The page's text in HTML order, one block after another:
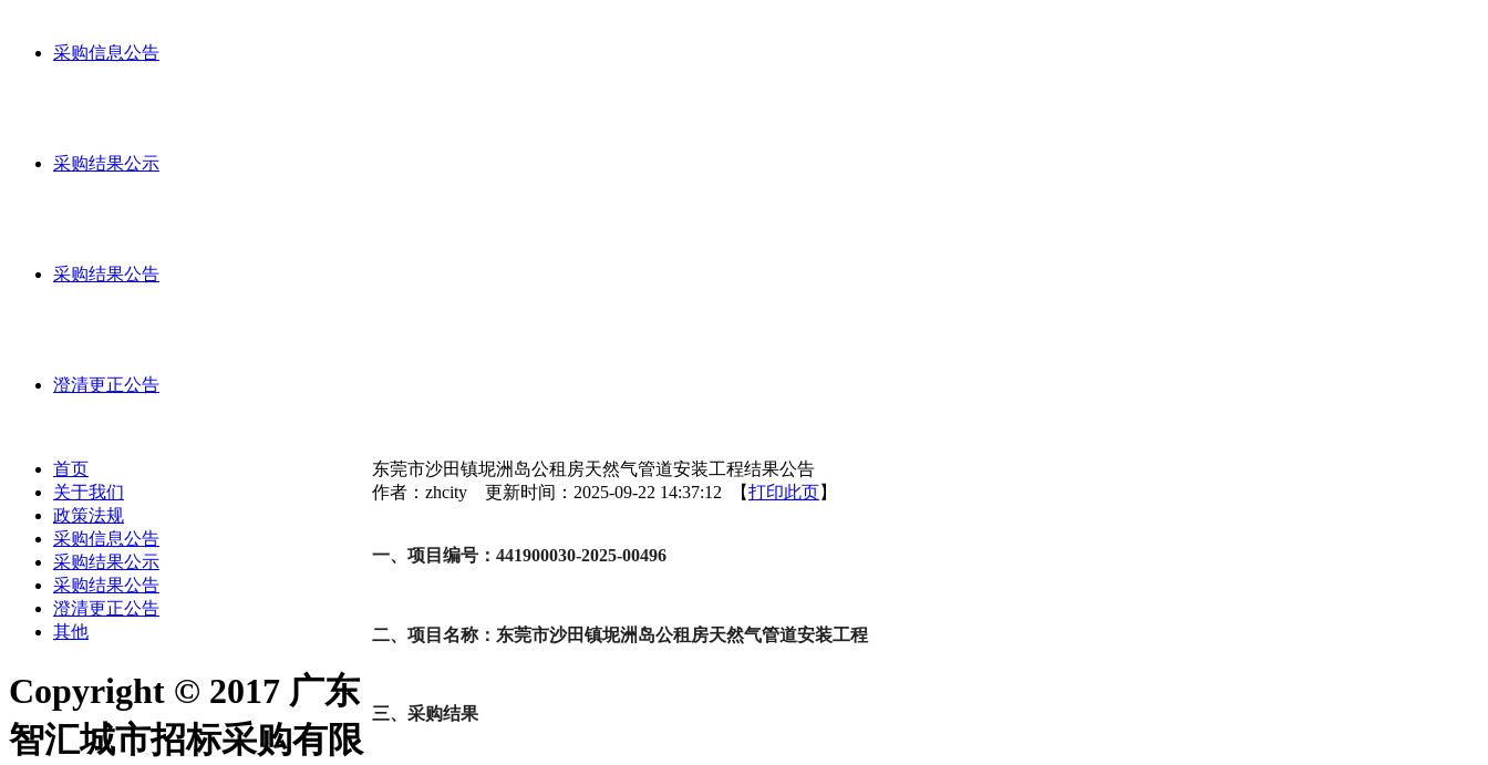
采购信息公告
采购结果公示
采购结果公告
澄清更正公告
东莞市沙田镇坭洲岛公租房天然气管道安装工程结果公告
作者：zhcity 更新时间：2025-09-22 14:37:12 【打印此页】
一、项目编号：441900030-2025-00496
二、项目名称：东莞市沙田镇坭洲岛公租房天然气管道安装工程
三、采购结果
首页
关于我们
政策法规
采购信息公告
采购结果公示
采购结果公告
澄清更正公告
其他
Copyright © 2017 广东
智汇城市招标采购有限